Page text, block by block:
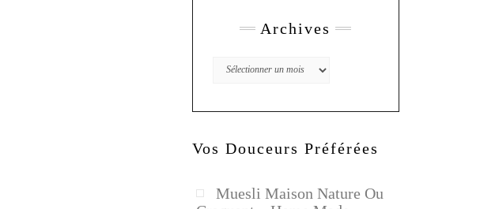
Archives
Archives
Vos Douceurs Préférées
Muesli Maison Nature Ou